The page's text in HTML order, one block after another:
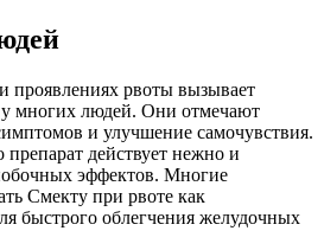
рвоты вызывает
многих людей. Они отмечают
и улучшение самочувствия.
действует нежно и
эффектов. Многие
Смекту при рвоте как
быстрого облегчения желудочных